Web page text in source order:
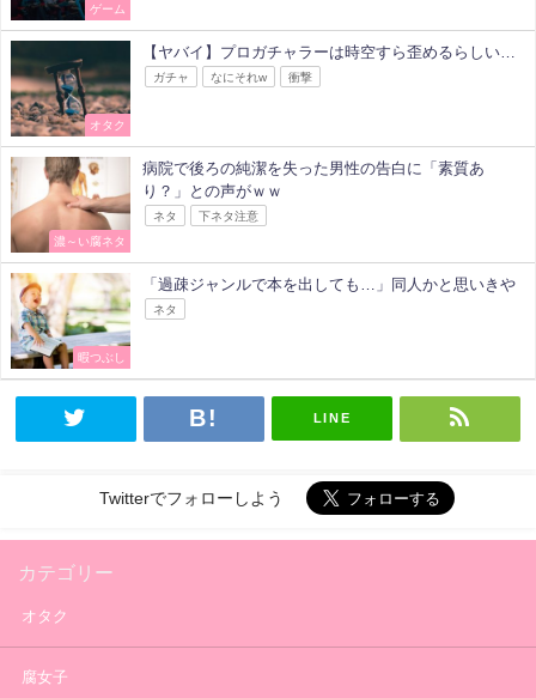
ゲーム
オタク
【ヤバイ】プロガチャラーは時空すら歪めるらしい…
ガチャ なにそれw 衝撃
濃～い腐ネタ
病院で後ろの純潔を失った男性の告白に「素質あ
り？」との声がｗｗ
ネタ 下ネタ注意
暇つぶし
「過疎ジャンルで本を出しても…」同人かと思いきや
ネタ
LINE
Twitterでフォローしよう
カテゴリー
オタク
腐女子